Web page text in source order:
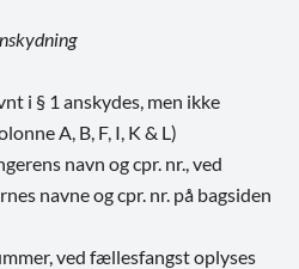
i § 1 anskydes, men ikke
A, B, F, I, K & L)
navn og cpr. nr., ved
navne og cpr. nr. på bagsiden
ved fællesfangst oplyses